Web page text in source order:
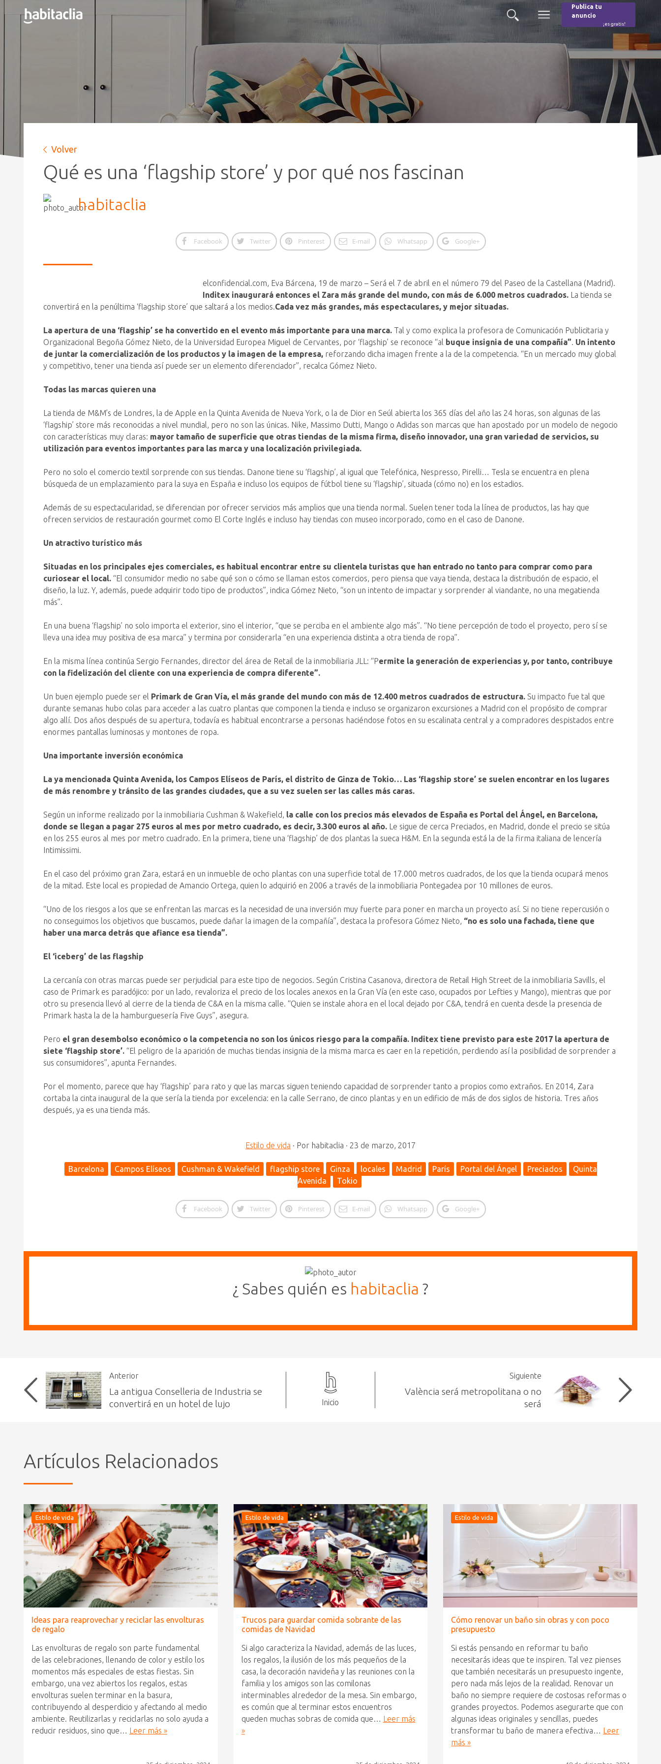
Buscar
Menú
Publica tu
anuncio
¡es gratis!
Volver
Qué es una ‘flagship store’ y por qué nos fascinan
habitaclia
Facebook Twitter Pinterest E-mail Whatsapp Google+
elconfidencial.com, Eva Bárcena, 19 de marzo – Será el 7 de abril en el número 79 del Paseo de la Castellana (Madrid).
Inditex inaugurará entonces el Zara más grande del mundo, con más de 6.000 metros cuadrados. La tienda se
convertirá en la penúltima ‘flagship store’ que saltará a los medios.Cada vez más grandes, más espectaculares, y mejor situadas.
La apertura de una ‘flagship’ se ha convertido en el evento más importante para una marca. Tal y como explica la profesora de Comunicación Publicitaria y
Organizacional Begoña Gómez Nieto, de la Universidad Europea Miguel de Cervantes, por ‘flagship’ se reconoce “al buque insignia de una compañía”. Un intento
de juntar la comercialización de los productos y la imagen de la empresa, reforzando dicha imagen frente a la de la competencia. “En un mercado muy global
y competitivo, tener una tienda así puede ser un elemento diferenciador”, recalca Gómez Nieto.
Todas las marcas quieren una
La tienda de M&M’s de Londres, la de Apple en la Quinta Avenida de Nueva York, o la de Dior en Seúl abierta los 365 días del año las 24 horas, son algunas de las
‘flagship’ store más reconocidas a nivel mundial, pero no son las únicas. Nike, Massimo Dutti, Mango o Adidas son marcas que han apostado por un modelo de negocio
con características muy claras: mayor tamaño de superficie que otras tiendas de la misma firma, diseño innovador, una gran variedad de servicios, su
utilización para eventos importantes para las marca y una localización privilegiada.
Pero no solo el comercio textil sorprende con sus tiendas. Danone tiene su ‘flagship’, al igual que Telefónica, Nespresso, Pirelli… Tesla se encuentra en plena
búsqueda de un emplazamiento para la suya en España e incluso los equipos de fútbol tiene su ‘flagship’, situada (cómo no) en los estadios.
Además de su espectacularidad, se diferencian por ofrecer servicios más amplios que una tienda normal. Suelen tener toda la línea de productos, las hay que
ofrecen servicios de restauración gourmet como El Corte Inglés e incluso hay tiendas con museo incorporado, como en el caso de Danone.
Un atractivo turístico más
Situadas en los principales ejes comerciales, es habitual encontrar entre su clientela turistas que han entrado no tanto para comprar como para
curiosear el local. “El consumidor medio no sabe qué son o cómo se llaman estos comercios, pero piensa que vaya tienda, destaca la distribución de espacio, el
diseño, la luz. Y, además, puede adquirir todo tipo de productos”, indica Gómez Nieto, “son un intento de impactar y sorprender al viandante, no una megatienda
más”.
En una buena ‘flagship’ no solo importa el exterior, sino el interior, “que se perciba en el ambiente algo más”. “No tiene percepción de todo el proyecto, pero sí se
lleva una idea muy positiva de esa marca” y termina por considerarla “en una experiencia distinta a otra tienda de ropa”.
En la misma línea continúa Sergio Fernandes, director del área de Retail de la inmobiliaria JLL: “Permite la generación de experiencias y, por tanto, contribuye
con la fidelización del cliente con una experiencia de compra diferente”.
Un buen ejemplo puede ser el Primark de Gran Vía, el más grande del mundo con más de 12.400 metros cuadrados de estructura. Su impacto fue tal que
durante semanas hubo colas para acceder a las cuatro plantas que componen la tienda e incluso se organizaron excursiones a Madrid con el propósito de comprar
algo allí. Dos años después de su apertura, todavía es habitual encontrarse a personas haciéndose fotos en su escalinata central y a compradores despistados entre
enormes pantallas luminosas y montones de ropa.
Una importante inversión económica
La ya mencionada Quinta Avenida, los Campos Elíseos de París, el distrito de Ginza de Tokio… Las ‘flagship store’ se suelen encontrar en los lugares
de más renombre y tránsito de las grandes ciudades, que a su vez suelen ser las calles más caras.
Según un informe realizado por la inmobiliaria Cushman & Wakefield, la calle con los precios más elevados de España es Portal del Ángel, en Barcelona,
donde se llegan a pagar 275 euros al mes por metro cuadrado, es decir, 3.300 euros al año. Le sigue de cerca Preciados, en Madrid, donde el precio se sitúa
en los 255 euros al mes por metro cuadrado. En la primera, tiene una ‘flagship’ de dos plantas la sueca H&M. En la segunda está la de la firma italiana de lencería
Intimissimi.
En el caso del próximo gran Zara, estará en un inmueble de ocho plantas con una superficie total de 17.000 metros cuadrados, de los que la tienda ocupará menos
de la mitad. Este local es propiedad de Amancio Ortega, quien lo adquirió en 2006 a través de la inmobiliaria Pontegadea por 10 millones de euros.
“Uno de los riesgos a los que se enfrentan las marcas es la necesidad de una inversión muy fuerte para poner en marcha un proyecto así. Si no tiene repercusión o
no conseguimos los objetivos que buscamos, puede dañar la imagen de la compañía”, destaca la profesora Gómez Nieto, “no es solo una fachada, tiene que
haber una marca detrás que afiance esa tienda”.
El ‘iceberg’ de las flagship
La cercanía con otras marcas puede ser perjudicial para este tipo de negocios. Según Cristina Casanova, directora de Retail High Street de la inmobiliaria Savills, el
caso de Primark es paradójico: por un lado, revaloriza el precio de los locales anexos en la Gran Vía (en este caso, ocupados por Lefties y Mango), mientras que por
otro su presencia llevó al cierre de la tienda de C&A en la misma calle. “Quien se instale ahora en el local dejado por C&A, tendrá en cuenta desde la presencia de
Primark hasta la de la hamburguesería Five Guys”, asegura.
Pero el gran desembolso económico o la competencia no son los únicos riesgo para la compañía. Inditex tiene previsto para este 2017 la apertura de
siete ‘flagship store’. “El peligro de la aparición de muchas tiendas insignia de la misma marca es caer en la repetición, perdiendo así la posibilidad de sorprender a
sus consumidores”, apunta Fernandes.
Por el momento, parece que hay ‘flagship’ para rato y que las marcas siguen teniendo capacidad de sorprender tanto a propios como extraños. En 2014, Zara
cortaba la cinta inaugural de la que sería la tienda por excelencia: en la calle Serrano, de cinco plantas y en un edificio de más de dos siglos de historia. Tres años
después, ya es una tienda más.
Estilo de vida · Por habitaclia · 23 de marzo, 2017
Barcelona Campos Elíseos Cushman & Wakefield flagship store Ginza locales Madrid París Portal del Ángel Preciados
Quinta
Avenida
Tokio
Facebook Twitter Pinterest E-mail Whatsapp Google+
¿ Sabes quién es habitaclia ?
Anterior
La antigua Conselleria de Industria se
convertirá en un hotel de lujo
Inicio
Siguiente
València será metropolitana o no
será
Artículos Relacionados
Estilo de vida
Ideas para reaprovechar y reciclar las envolturas
de regalo
Las envolturas de regalo son parte fundamental
de las celebraciones, llenando de color y estilo los
momentos más especiales de estas fiestas. Sin
embargo, una vez abiertos los regalos, estas
envolturas suelen terminar en la basura,
contribuyendo al desperdicio y afectando al medio
ambiente. Reutilizarlas y reciclarlas no solo ayuda a
reducir residuos, sino que… Leer más »
Estilo de vida
Trucos para guardar comida sobrante de las
comidas de Navidad
Si algo caracteriza la Navidad, además de las luces,
los regalos, la ilusión de los más pequeños de la
casa, la decoración navideña y las reuniones con la
familia y los amigos son las comilonas
interminables alrededor de la mesa. Sin embargo,
es común que al terminar estos encuentros
queden muchas sobras de comida que… Leer más
»
Estilo de vida
Cómo renovar un baño sin obras y con poco
presupuesto
Si estás pensando en reformar tu baño
necesitarás ideas que te inspiren. Tal vez pienses
que también necesitarás un presupuesto ingente,
pero nada más lejos de la realidad. Renovar un
baño no siempre requiere de costosas reformas o
grandes proyectos. Podemos asegurarte que con
algunas ideas originales y sencillas, puedes
transformar tu baño de manera efectiva… Leer
más »